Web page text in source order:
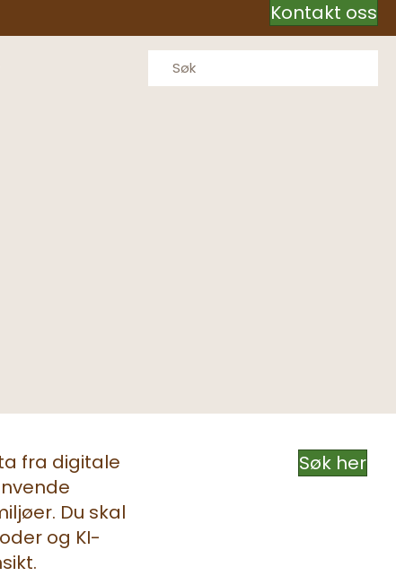
Kontakt oss
fra digitale
Du skal
og KI-
Søk her